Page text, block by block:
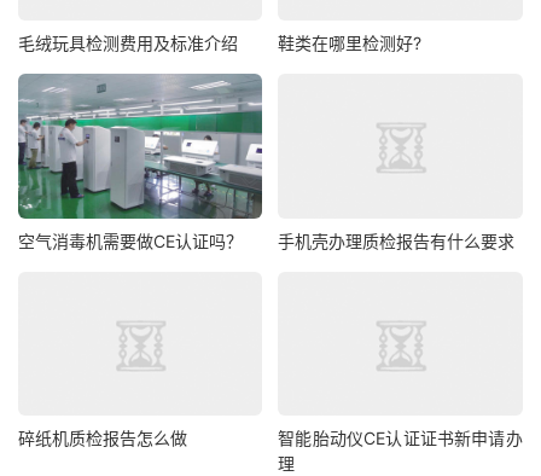
毛绒玩具检测费用及标准介绍 鞋类在哪里检测好?
空气消毒机需要做CE认证吗？ 手机壳办理质检报告有什么要求
碎纸机质检报告怎么做
智能胎动仪CE认证证书新申请办
理